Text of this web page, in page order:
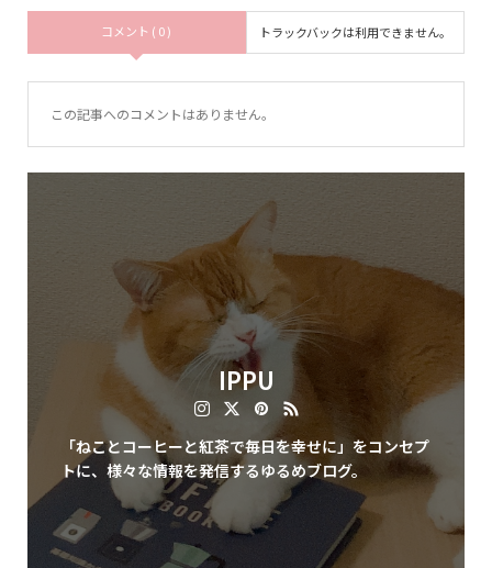
コメント ( 0 ) トラックバックは利用できません。
この記事へのコメントはありません。
IPPU
「ねことコーヒーと紅茶で毎日を幸せに」をコンセプ
トに、様々な情報を発信するゆるめブログ。